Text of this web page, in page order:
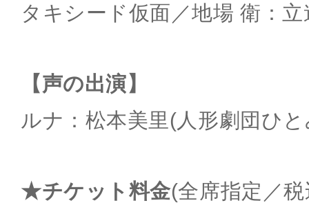
タキシード仮面／地場 衛：
【声の出演】
ルナ：松本美里(人形劇団ひ
★チケット料金(全席指定／